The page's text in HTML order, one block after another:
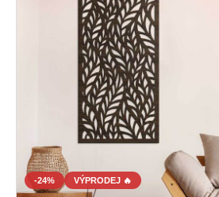
-24% VÝPRODEJ 🔥